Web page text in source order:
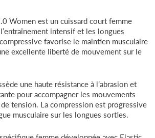
Women est un cuissard court femme
intensif et les longues
favorise le maintien musculaire
excellente liberté de mouvement sur le
une haute résistance à l’abrasion et
pour accompagner les mouvements
tension. La compression est progressive
musculaire sur les longues sorties.